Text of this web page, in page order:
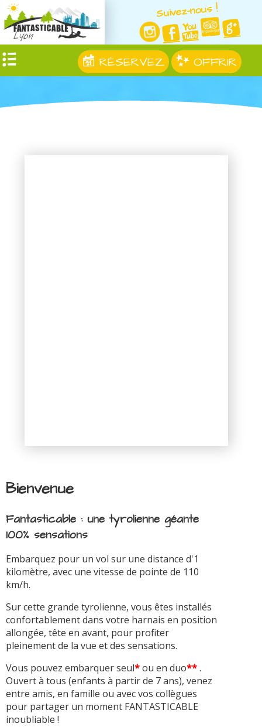
Suivez-nous !
RÉSERVEZ OFFRIR
Bienvenue
Fantasticable : une tyrolienne géante
100% sensations
Embarquez pour un vol sur une distance d'1
kilomètre, avec une vitesse de pointe de 110
km/h.
Sur cette grande tyrolienne, vous êtes installés
confortablement dans votre harnais en position
allongée, tête en avant, pour profiter
pleinement de la vue et des sensations.
Vous pouvez embarquer seul*ou en duo**.
Ouvert à tous (enfants à partir de 7 ans), venez
entre amis, en famille ou avec vos collègues
pour partager un moment FANTASTICABLE
inoubliable !